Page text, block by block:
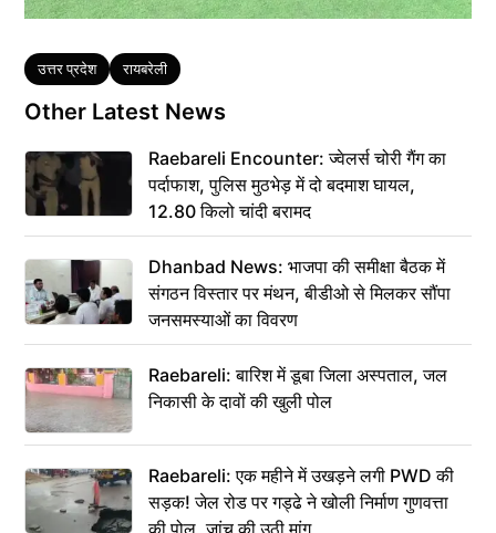
Tags
उत्तर प्रदेश रायबरेली
Other Latest News
Raebareli Encounter: ज्वेलर्स चोरी गैंग का
पर्दाफाश, पुलिस मुठभेड़ में दो बदमाश घायल,
12.80 किलो चांदी बरामद
Dhanbad News: भाजपा की समीक्षा बैठक में
संगठन विस्तार पर मंथन, बीडीओ से मिलकर सौंपा
जनसमस्याओं का विवरण
Raebareli: बारिश में डूबा जिला अस्पताल, जल
निकासी के दावों की खुली पोल
Raebareli: एक महीने में उखड़ने लगी PWD की
सड़क! जेल रोड पर गड्ढे ने खोली निर्माण गुणवत्ता